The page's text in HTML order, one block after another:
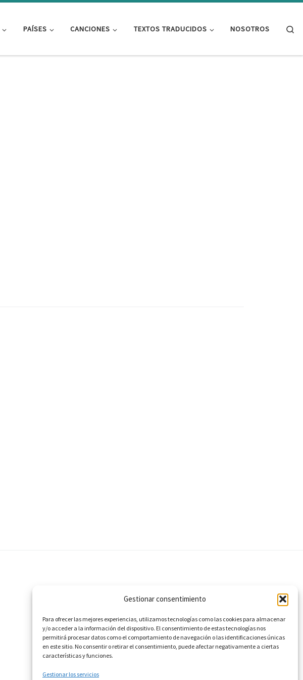
Gestionar consentimiento
Para ofrecer las mejores experiencias, utilizamos tecnologías como las cookies para almacenar
y/o acceder a la información del dispositivo. El consentimiento de estas tecnologías nos
permitirá procesar datos como el comportamiento de navegación o las identificaciones únicas
en este sitio. No consentir o retirar el consentimiento, puede afectar negativamente a ciertas
características y funciones.
Gestionar los servicios
PAÍSES CANCIONES TEXTOS TRADUCIDOS NOSOTROS